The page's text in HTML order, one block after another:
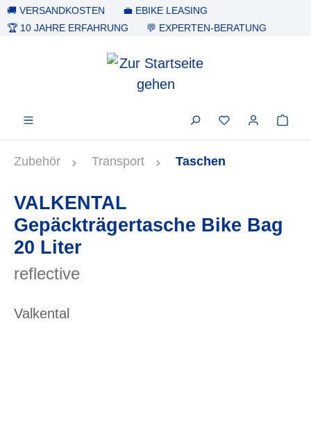
springen
🚚 VERSANDKOSTEN
💼 EBIKE LEASING
🏆 10 JAHRE ERFAHRUNG
💬 EXPERTEN-BERATUNG
Zubehör Transport Taschen
VALKENTAL
Gepäckträgertasche Bike Bag
20 Liter
reflective
Valkental